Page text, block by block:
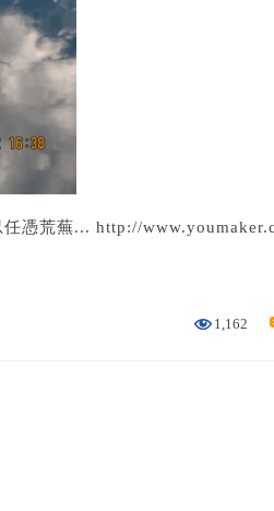
憑荒蕪... http://
1,162